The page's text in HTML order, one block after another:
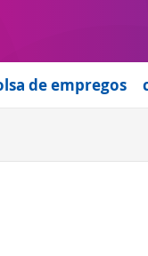
de empregos